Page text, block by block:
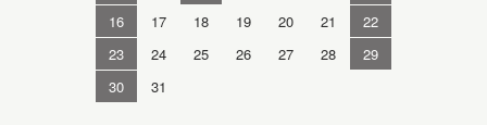
16
17 18 19 20 21
22
23
24 25 26 27 28
29
30
31